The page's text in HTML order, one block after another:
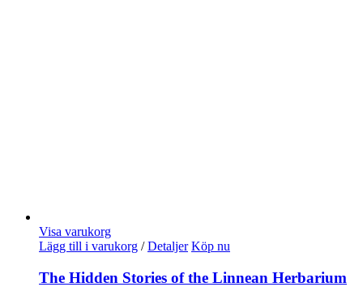
Visa varukorg
Lägg till i varukorg / Detaljer Köp nu
The Hidden Stories of the Linnean Herbarium